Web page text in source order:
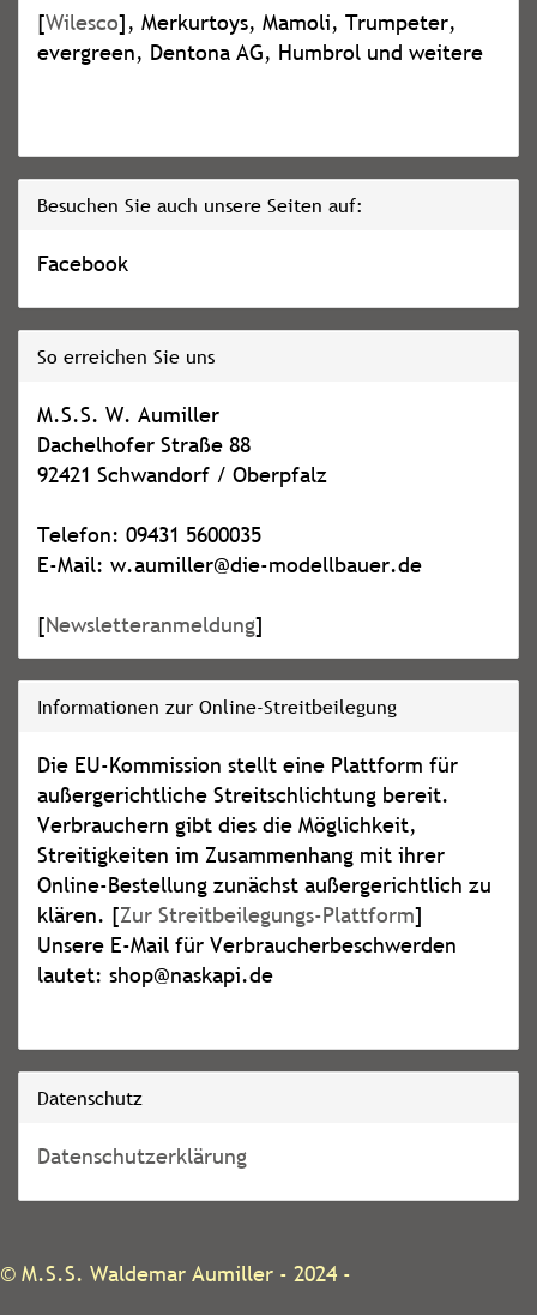
[Wilesco], Merkurtoys, Mamoli, Trumpeter,
evergreen, Dentona AG, Humbrol und weitere
Besuchen Sie auch unsere Seiten auf:
Facebook
So erreichen Sie uns
M.S.S. W. Aumiller
Dachelhofer Straße 88
92421 Schwandorf / Oberpfalz
Telefon: 09431 5600035
E-Mail: w.aumiller@die-modellbauer.de
[Newsletteranmeldung]
Informationen zur Online-Streitbeilegung
Die EU-Kommission stellt eine Plattform für
außergerichtliche Streitschlichtung bereit.
Verbrauchern gibt dies die Möglichkeit,
Streitigkeiten im Zusammenhang mit ihrer
Online-Bestellung zunächst außergerichtlich zu
klären. [Zur Streitbeilegungs-Plattform]
Unsere E-Mail für Verbraucherbeschwerden
lautet: shop@naskapi.de
Datenschutz
Datenschutzerklärung
© M.S.S. Waldemar Aumiller - 2024 -